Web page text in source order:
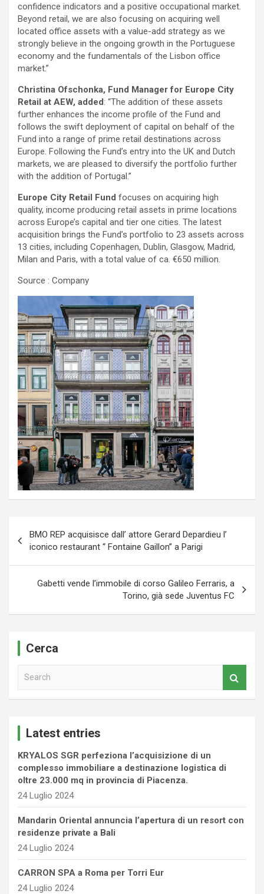
confidence indicators and a positive occupational market.
Beyond retail, we are also focusing on acquiring well
located office assets with a value-add strategy as we
strongly believe in the ongoing growth in the Portuguese
economy and the fundamentals of the Lisbon office
market.”
Christina Ofschonka, Fund Manager for Europe City
Retail at AEW, added: “The addition of these assets
further enhances the income profile of the Fund and
follows the swift deployment of capital on behalf of the
Fund into a range of prime retail destinations across
Europe. Following the Fund’s entry into the UK and Dutch
markets, we are pleased to diversify the portfolio further
with the addition of Portugal.”
Europe City Retail Fund focuses on acquiring high
quality, income producing retail assets in prime locations
across Europe’s capital and tier one cities. The latest
acquisition brings the Fund’s portfolio to 23 assets across
13 cities, including Copenhagen, Dublin, Glasgow, Madrid,
Milan and Paris, with a total value of ca. €650 million.
Source : Company
articoli
BMO REP acquisisce dall’ attore Gerard Depardieu l’
iconico restaurant “ Fontaine Gaillon” a Parigi
Gabetti vende l’immobile di corso Galileo Ferraris, a
Torino, già sede Juventus FC
Cerca
Latest entries
KRYALOS SGR perfeziona l’acquisizione di un
complesso immobiliare a destinazione logistica di
oltre 23.000 mq in provincia di Piacenza.
24 Luglio 2024
Mandarin Oriental annuncia l’apertura di un resort con
residenze private a Bali
24 Luglio 2024
CARRON SPA a Roma per Torri Eur
24 Luglio 2024